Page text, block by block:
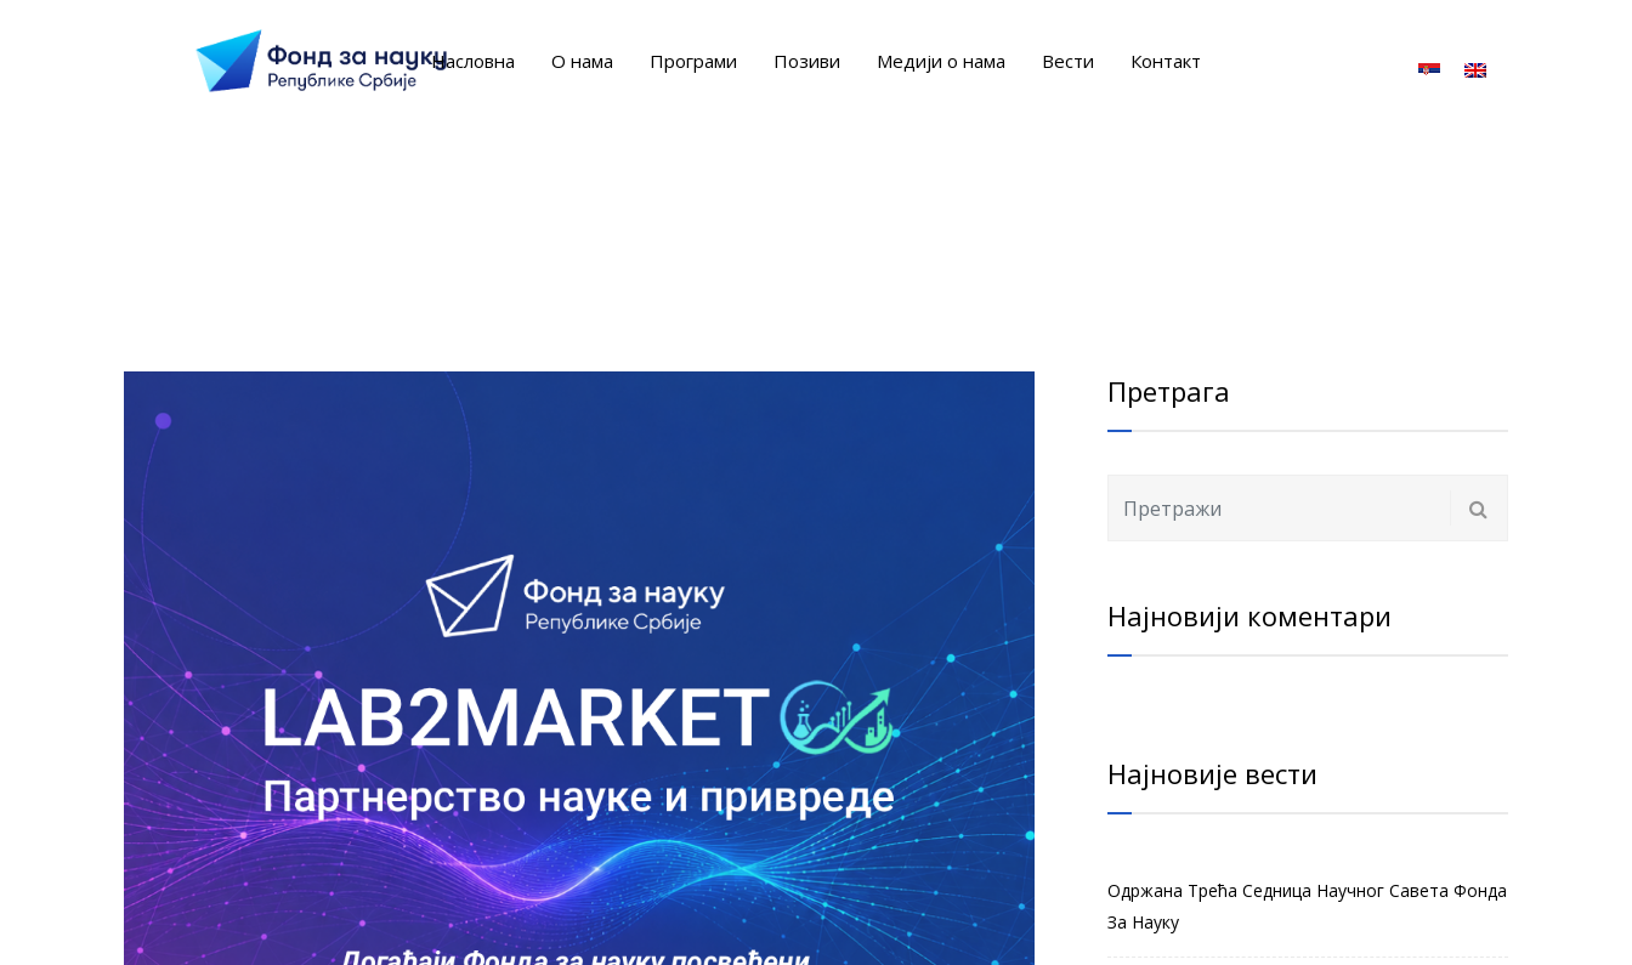
Насловна О нама Програми Позиви Медији о нама Вести Контакт
Претрага
Најновији коментари
Најновије вести
Одржана Трећа Седница Научног Савета Фонда
За Науку